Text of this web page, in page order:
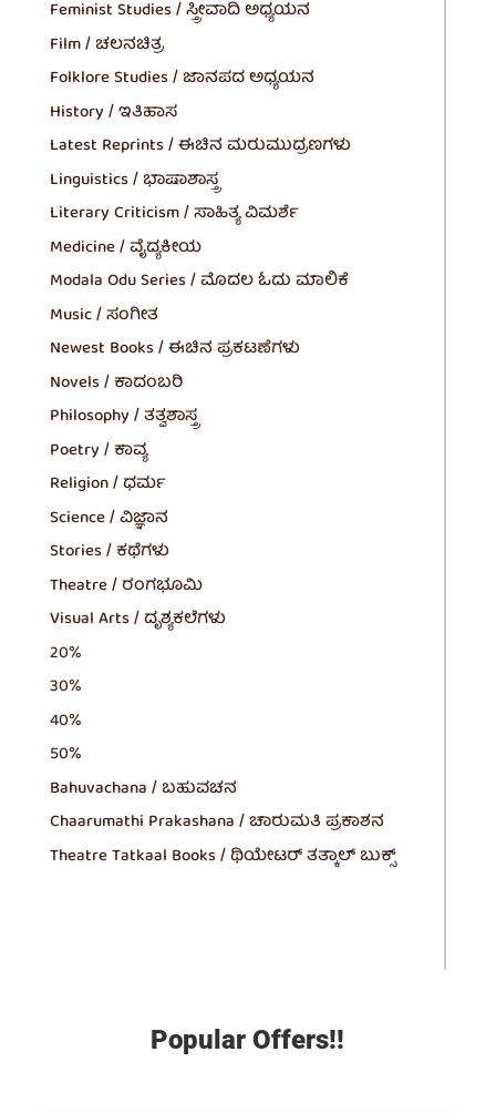
Feminist Studies / ಸ್ತ್ರೀವಾದಿ ಅಧ್ಯಯನ
Film / ಚಲನಚಿತ್ರ
Folklore Studies / ಜಾನಪದ ಅಧ್ಯಯನ
History / ಇತಿಹಾಸ
Latest Reprints / ಈಚಿನ ಮರುಮುದ್ರಣಗಳು
Linguistics / ಭಾಷಾಶಾಸ್ತ್ರ
Literary Criticism / ಸಾಹಿತ್ಯ ವಿಮರ್ಶೆ
Medicine / ವೈದ್ಯಕೀಯ
Modala Odu Series / ಮೊದಲ ಓದು ಮಾಲಿಕೆ
Music / ಸಂಗೀತ
Newest Books / ಈಚಿನ ಪ್ರಕಟಣೆಗಳು
Novels / ಕಾದಂಬರಿ
Philosophy / ತತ್ವಶಾಸ್ತ್ರ
Poetry / ಕಾವ್ಯ
Religion / ಧರ್ಮ
Science / ವಿಜ್ಞಾನ
Stories / ಕಥೆಗಳು
Theatre / ರಂಗಭೂಮಿ
Visual Arts / ದೃಶ್ಯಕಲೆಗಳು
20%
30%
40%
50%
Bahuvachana / ಬಹುವಚನ
Chaarumathi Prakashana / ಚಾರುಮತಿ ಪ್ರಕಾಶನ
Theatre Tatkaal Books / ಥಿಯೇಟರ್ ತತ್ಕಾಲ್ ಬುಕ್ಸ್
Popular Offers!!